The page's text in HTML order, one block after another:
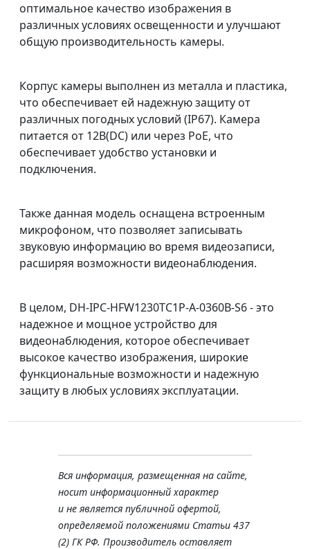
оптимальное качество изображения в
различных условиях освещенности и улучшают
общую производительность камеры.
Корпус камеры выполнен из металла и пластика,
что обеспечивает ей надежную защиту от
различных погодных условий (IP67). Камера
питается от 12В(DC) или через PoE, что
обеспечивает удобство установки и
подключения.
Также данная модель оснащена встроенным
микрофоном, что позволяет записывать
звуковую информацию во время видеозаписи,
расширяя возможности видеонаблюдения.
В целом, DH-IPC-HFW1230TC1P-A-0360B-S6 - это
надежное и мощное устройство для
видеонаблюдения, которое обеспечивает
высокое качество изображения, широкие
функциональные возможности и надежную
защиту в любых условиях эксплуатации.
Вся информация, размещенная на сайте,
носит информационный характер
и не является публичной офертой,
определяемой положениями Статьи 437
(2) ГК РФ. Производитель оставляет